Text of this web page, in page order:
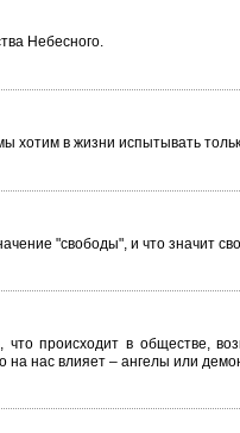
Небесного.
хотим в жизни испытывать
"свободы", и что значит
происходит в обществе,
нас влияет – ангелы или